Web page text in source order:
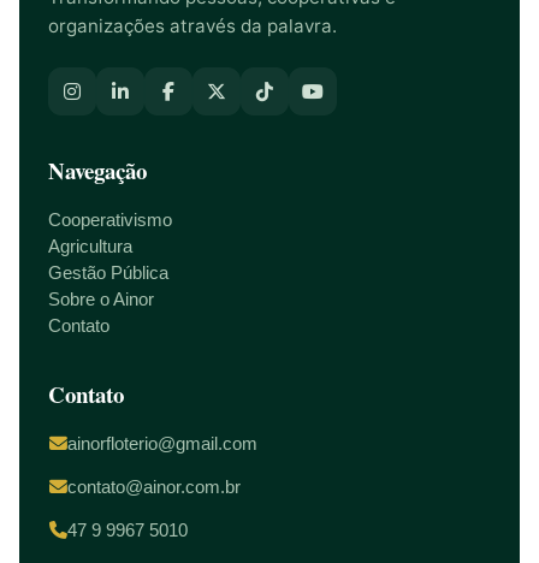
organizações através da palavra.
Navegação
Cooperativismo
Agricultura
Gestão Pública
Sobre o Ainor
Contato
Contato
ainorfloterio@gmail.com
contato@ainor.com.br
47 9 9967 5010